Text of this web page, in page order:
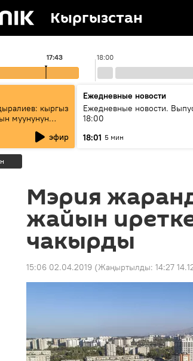
Кыргызстан
18:00
17:43
кыргыз
муунунун
эфир
Ежедневные новости
Ежедневные новости.
18:00
18:01 5 мин
Мэрия
жайын
чакырды
15:06 02.04.2019 (Жаңыртылды: 14:27